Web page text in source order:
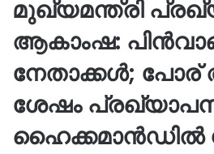
മുഖ്യമന്ത്രി
ആകാംഷ:
നേതാക്കൾ; പോര്
ശേഷം
ഹൈക്കമാന്‍ഡിൽ